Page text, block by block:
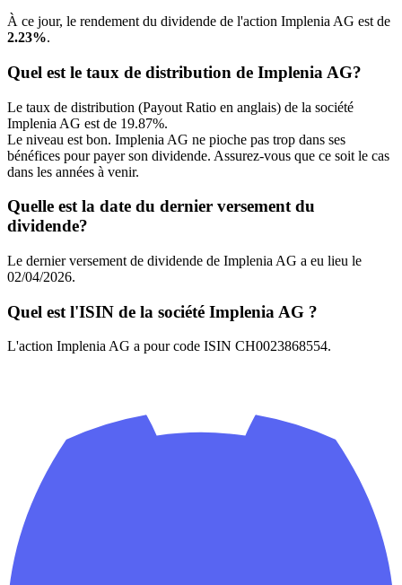
À ce jour, le rendement du dividende de l'action Implenia AG est de
2.23%.
Quel est le taux de distribution de Implenia AG?
Le taux de distribution (Payout Ratio en anglais) de la société
Implenia AG est de 19.87%.
Le niveau est bon. Implenia AG ne pioche pas trop dans ses
bénéfices pour payer son dividende. Assurez-vous que ce soit le cas
dans les années à venir.
Quelle est la date du dernier versement du
dividende?
Le dernier versement de dividende de Implenia AG a eu lieu le
02/04/2026.
Quel est l'ISIN de la société Implenia AG ?
L'action Implenia AG a pour code ISIN CH0023868554.